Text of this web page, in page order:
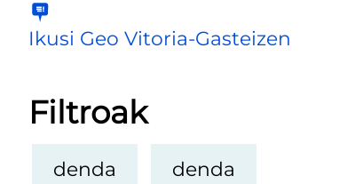
Ikusi Geo Vitoria-Gasteizen
Filtroak
denda denda